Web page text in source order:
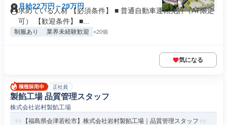
月給22万円～29万円
求めている人材 【必須条件】 ■ 普通自動車運転免許（AT限定
可） 【歓迎条件】 ■...
制服あり 業界未経験歓迎 +20個
気になる
正社員
製餡工場 品質管理スタッフ
株式会社岩村製餡工場
【福島県会津若松市】株式会社岩村製餡工場｜品質管理スタッフ